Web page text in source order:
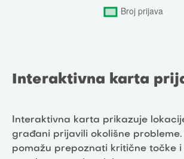
Interaktivna karta
Interaktivna karta prikazuje
građani prijavili okolišne
pomažu prepoznati kritične točke